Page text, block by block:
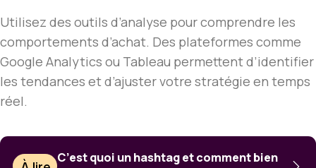
Utilisez des outils d’analyse pour comprendre les
comportements d’achat. Des plateformes comme
Google Analytics ou Tableau permettent d’identifier
les tendances et d’ajuster votre stratégie en temps
réel.
C’est quoi un hashtag et comment bien